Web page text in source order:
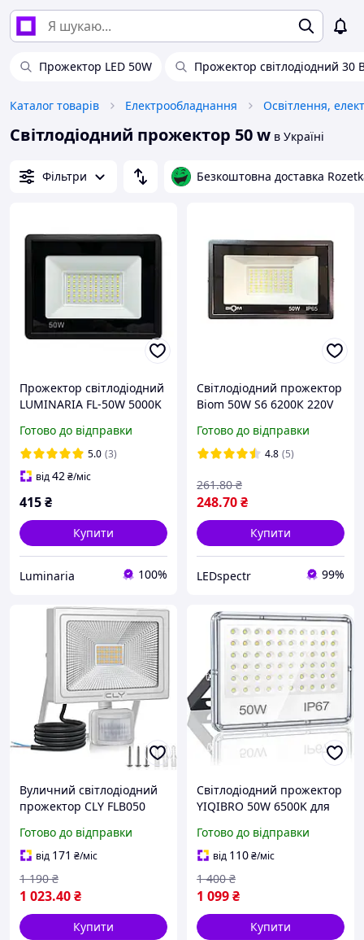
Прожектор LED 50W Прожектор світлодіодний 30
Каталог товарів Електрообладнання Освітлення,
Світлодіодний прожектор 50 w в Україні
Фільтри Безкоштовна доставка
Прожектор світлодіодний
LUMINARIA FL-50W 5000K
IP54 (вуличний)
Готово до відправки
5.0 (3)
від42₴/міс
415₴
Купити
Luminaria 100%
Світлодіодний прожектор
Biom 50W S6 6200К 220V
Готово до відправки
4.8 (5)
248.70₴
261.80 ₴
Купити
LEDspectr 99%
Вуличний світлодіодний
прожектор CLY FLB050
(IP66, 2700K, 4300LM) LED
Flood Light Outdoor
(УЦІНКА)
Готово до відправки
від 171 ₴/міс
1 023.40₴
1 190 ₴
Купити
Світлодіодний прожектор
YIQIBRO 50W 6500K для
холодне біле світло
Готово до відправки
від 110₴/міс
1 099₴
1 400 ₴
Купити